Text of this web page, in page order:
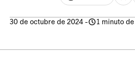
30 de octubre de 2024 - 1 minuto